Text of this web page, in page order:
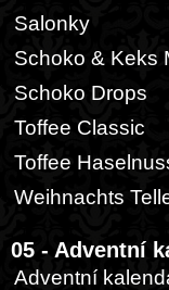
Salonky
Schoko & Keks
Schoko Drops
Toffee Classic
Toffee
Weihnachts
05 - Adventní
Adventní